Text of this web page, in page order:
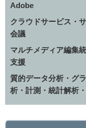
Adobe
クラウドサービス・
会議
マルチメディア編集
支援
質的データ分析・グ
析・計測・統計解析